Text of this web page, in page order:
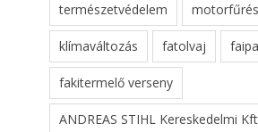
természetvédelem
klímaváltozás fatolvaj
fakitermelő verseny
ANDREAS STIHL Kereskedelmi